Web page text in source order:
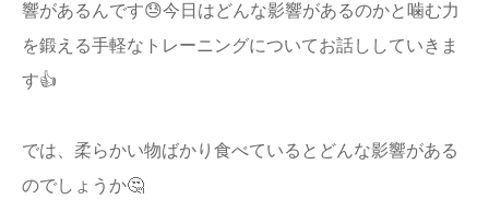
響があるんです😓今日はどんな影響があるのかと噛む力
を鍛える手軽なトレーニングについてお話ししていきま
す👍
では、柔らかい物ばかり食べているとどんな影響がある
のでしょうか🤔